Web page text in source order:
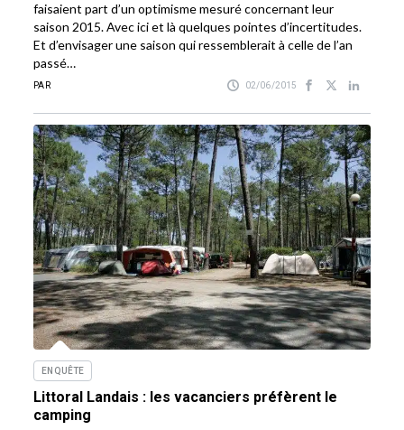
faisaient part d’un optimisme mesuré concernant leur
saison 2015. Avec ici et là quelques pointes d’incertitudes.
Et d’envisager une saison qui ressemblerait à celle de l’an
passé…
PAR 02/06/2015
ENQUÊTE
Littoral Landais : les vacanciers préfèrent le
camping